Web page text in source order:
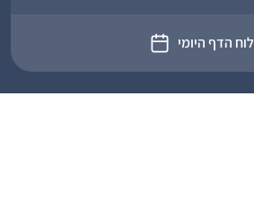
לוח הדף היומי